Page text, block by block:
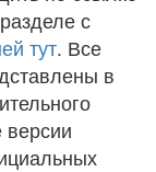
с
тут. Все
в